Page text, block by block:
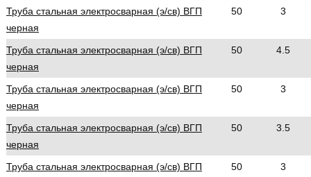
Труба стальная электросварная (э/св) ВГП
черная
50 3
Труба стальная электросварная (э/св) ВГП
черная
50 4.5
Труба стальная электросварная (э/св) ВГП
черная
50 3
Труба стальная электросварная (э/св) ВГП
черная
50 3.5
Труба стальная электросварная (э/св) ВГП
50 3